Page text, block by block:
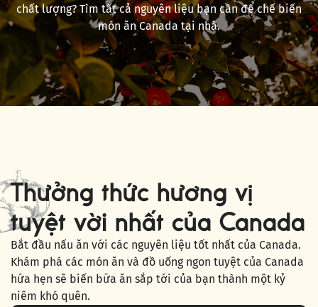
chất lượng? Tìm tất cả nguyên liệu bạn cần để chế biến
món ăn Canada tại nhà.
Thưởng thức hương vị
tuyệt vời nhất của Canada
Bắt đầu nấu ăn với các nguyên liệu tốt nhất của Canada.
Khám phá các món ăn và đồ uống ngon tuyệt của Canada
hứa hẹn sẽ biến bữa ăn sắp tới của bạn thành một kỷ
niêm khó quên.